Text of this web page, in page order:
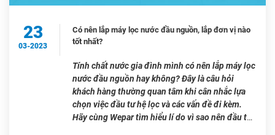
23
03-2023
Có nên lắp máy lọc nước đầu nguồn, lắp đơn vị nào
tốt nhất?
Tính chất nước gia đình mình có nên lắp máy lọc
nước đầu nguồn hay không? Đây là câu hỏi
khách hàng thường quan tâm khi cân nhắc lựa
chọn việc đầu tư hệ lọc và các vấn đề đi kèm.
Hãy cùng Wepar tìm hiểu lí do vì sao nên đầu tư